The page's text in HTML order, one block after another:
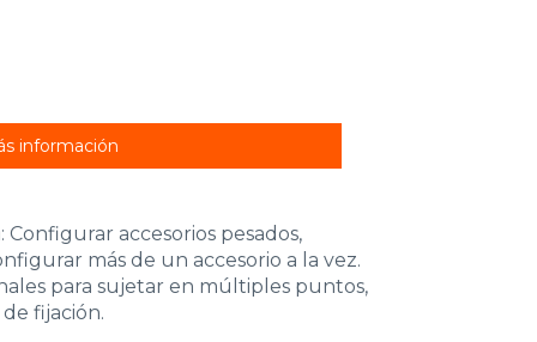
Configurar accesorios pesados,
más de un accesorio a la vez.
para sujetar en múltiples puntos,
fijación.
información